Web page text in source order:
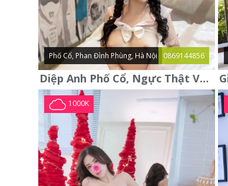
Phố Cổ, Phan Đình Phùng, Hà Nội 0869144856
Diệp Anh Phố Cổ, Ngực Thật Vú To Thơm Tho Quyến Rũ
1000K